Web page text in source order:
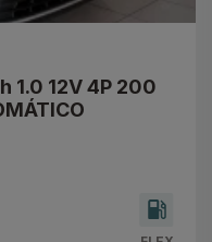
1.0 12V 4P 200